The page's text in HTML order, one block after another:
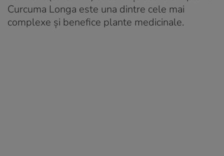
Curcuma Longa este una dintre cele mai
complexe și benefice plante medicinale.